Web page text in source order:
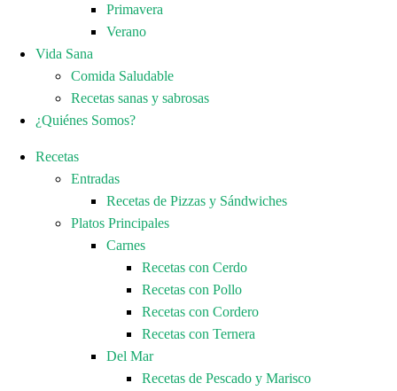
Primavera
Verano
Vida Sana
Comida Saludable
Recetas sanas y sabrosas
¿Quiénes Somos?
Recetas
Entradas
Recetas de Pizzas y Sándwiches
Platos Principales
Carnes
Recetas con Cerdo
Recetas con Pollo
Recetas con Cordero
Recetas con Ternera
Del Mar
Recetas de Pescado y Marisco